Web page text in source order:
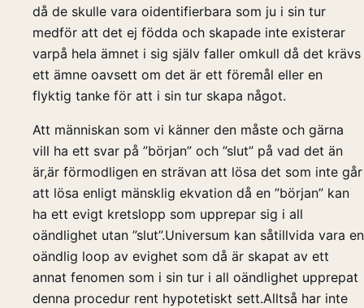
då de skulle vara oidentifierbara som ju i sin tur
medför att det ej födda och skapade inte existerar
varpå hela ämnet i sig själv faller omkull då det krävs
ett ämne oavsett om det är ett föremål eller en
flyktig tanke för att i sin tur skapa något.
Att människan som vi känner den måste och gärna
vill ha ett svar på ”början” och ”slut” på vad det än
är,är förmodligen en strävan att lösa det som inte går
att lösa enligt mänsklig ekvation då en ”början” kan
ha ett evigt kretslopp som upprepar sig i all
oändlighet utan ”slut”.Universum kan såtillvida vara en
oändlig loop av evighet som då är skapat av ett
annat fenomen som i sin tur i all oändlighet upprepat
denna procedur rent hypotetiskt sett.Alltså har inte